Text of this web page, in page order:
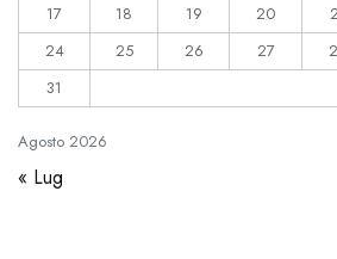
Agosto 2026
17
18 19 20
24
25 26 27
31
« Lug